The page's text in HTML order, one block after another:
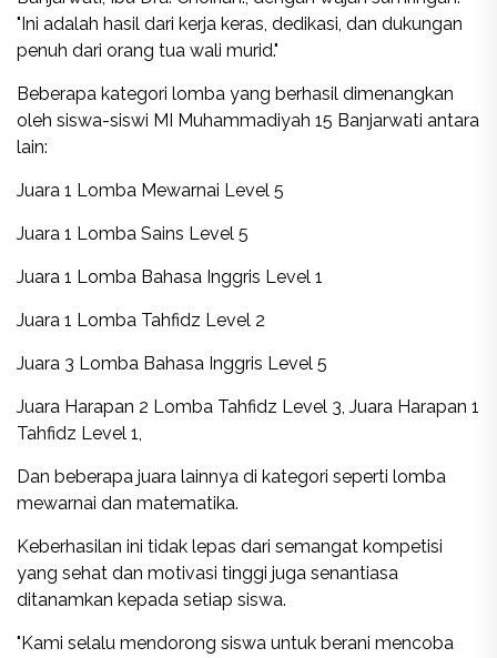
"Ini adalah hasil dari kerja keras, dedikasi, dan dukungan
penuh dari orang tua wali murid."
Beberapa kategori lomba yang berhasil dimenangkan
oleh siswa-siswi MI Muhammadiyah 15 Banjarwati antara
lain:
Juara 1 Lomba Mewarnai Level 5
Juara 1 Lomba Sains Level 5
Juara 1 Lomba Bahasa Inggris Level 1
Juara 1 Lomba Tahfidz Level 2
Juara 3 Lomba Bahasa Inggris Level 5
Juara Harapan 2 Lomba Tahfidz Level 3, Juara Harapan 1
Tahfidz Level 1,
Dan beberapa juara lainnya di kategori seperti lomba
mewarnai dan matematika.
Keberhasilan ini tidak lepas dari semangat kompetisi
yang sehat dan motivasi tinggi juga senantiasa
ditanamkan kepada setiap siswa.
"Kami selalu mendorong siswa untuk berani mencoba